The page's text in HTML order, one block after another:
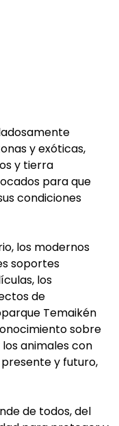
y exóticas,
y tierra
para que
condiciones
los modernos
soportes
los
de
Temaikén
sobre
animales con
presente y futuro,
de todos, del